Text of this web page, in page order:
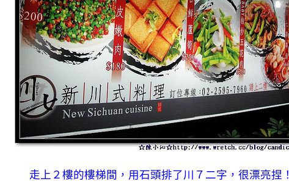
走上２樓的樓梯間，用石頭排了川７二字，很漂亮捏！